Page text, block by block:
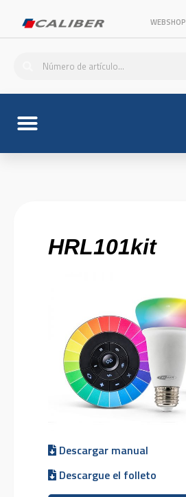
WEBSHOP
HRL101kit
Descargar manual
Descargue el folleto